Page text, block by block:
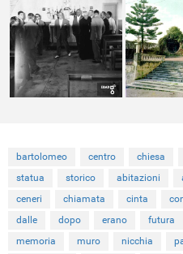
bartolomeo centro chiesa
statua
storico abitazioni
ceneri
chiamata cinta
dalle
dopo erano futura
memoria
muro nicchia